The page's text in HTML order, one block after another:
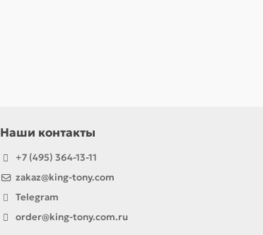
Наши контакты
+7 (495) 364-13-11
zakaz@king-tony.com
Telegram
order@king-tony.com.ru